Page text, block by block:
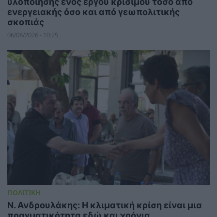
ενεργειακής όσο και από γεωπολιτικής
σκοπιάς
06/08/2026 - 10:25
ΠΟΛΙΤΙΚΗ
Ν. Ανδρουλάκης: Η κλιματική κρίση είναι μια